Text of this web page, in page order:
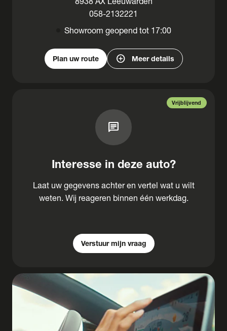
058-2132221
Showroom geopend tot 17:00
Plan uw route add_circle Meer details
Vrijblijvend
chat
Interesse in deze auto?
Laat uw gegevens achter en vertel wat u wilt
weten. Wij reageren binnen één werkdag.
Verstuur mijn vraag